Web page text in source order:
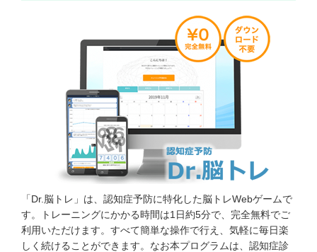
「Dr.脳トレ」は、認知症予防に特化した脳トレWebゲームで
す。トレーニングにかかる時間は1日約5分で、完全無料でご
利用いただけます。すべて簡単な操作で行え、気軽に毎日楽
しく続けることができます。なお本プログラムは、認知症診